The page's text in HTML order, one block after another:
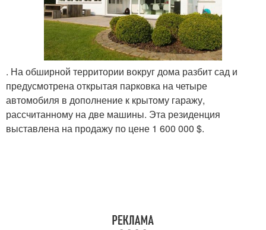
. На обширной территории вокруг дома разбит сад и
предусмотрена открытая парковка на четыре
автомобиля в дополнение к крытому гаражу,
рассчитанному на две машины. Эта резиденция
выставлена на продажу по цене 1 600 000 $.